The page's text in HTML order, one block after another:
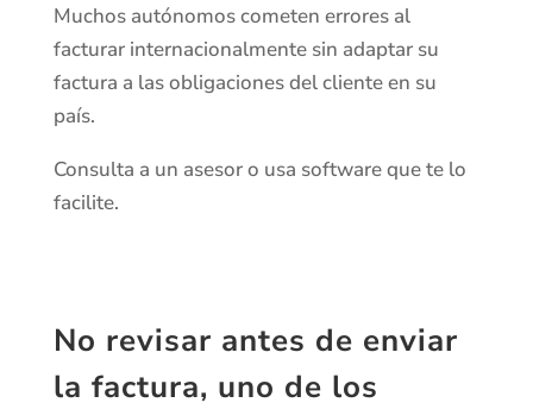
Muchos autónomos cometen errores al
facturar internacionalmente sin adaptar su
factura a las obligaciones del cliente en su
país.
Consulta a un asesor o usa software que te lo
facilite.
No revisar antes de enviar
la factura, uno de los